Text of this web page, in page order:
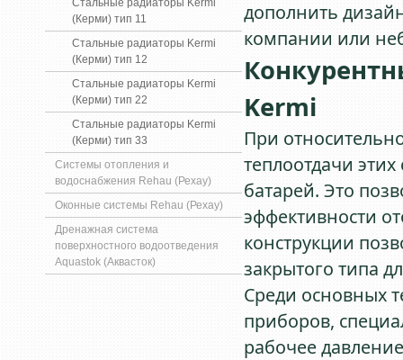
Стальные радиаторы Kermi
(Керми) тип 11
Стальные радиаторы Kermi
(Керми) тип 12
Стальные радиаторы Kermi
(Керми) тип 22
Стальные радиаторы Kermi
(Керми) тип 33
Системы отопления и
водоснабжения Rehau (Рехау)
Оконные системы Rehau (Рехау)
Дренажная система
поверхностного водоотведения
Aquastok (Аквасток)
дополнить
компании или
Kermi
При
теплоотдачи
батарей. Это
эффективности
конструкции
закрытого типа
Среди основных
приборов,
рабочее